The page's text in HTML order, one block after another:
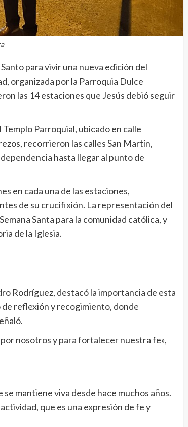
para vivir una nueva edición del
organizada por la Parroquia Dulce
las 14 estaciones que Jesús debió seguir
Parroquial, ubicado en calle
recorrieron las calles San Martín,
hasta llegar al punto de
en cada una de las estaciones,
de su crucifixión. La representación del
Santa para la comunidad católica, y
de la Iglesia.
Rodríguez, destacó la importancia de esta
de reflexión y recogimiento, donde
nosotros y para fortalecer nuestra fe»,
mantiene viva desde hace muchos años.
que es una expresión de fe y